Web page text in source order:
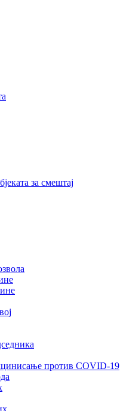
за смештај
против COVID-19